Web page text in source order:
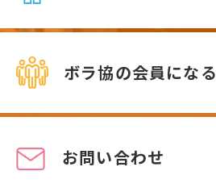
ボラ協の会員になる
お問い合わせ